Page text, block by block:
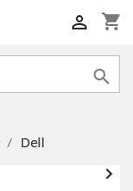
shopping_cart


Dell
